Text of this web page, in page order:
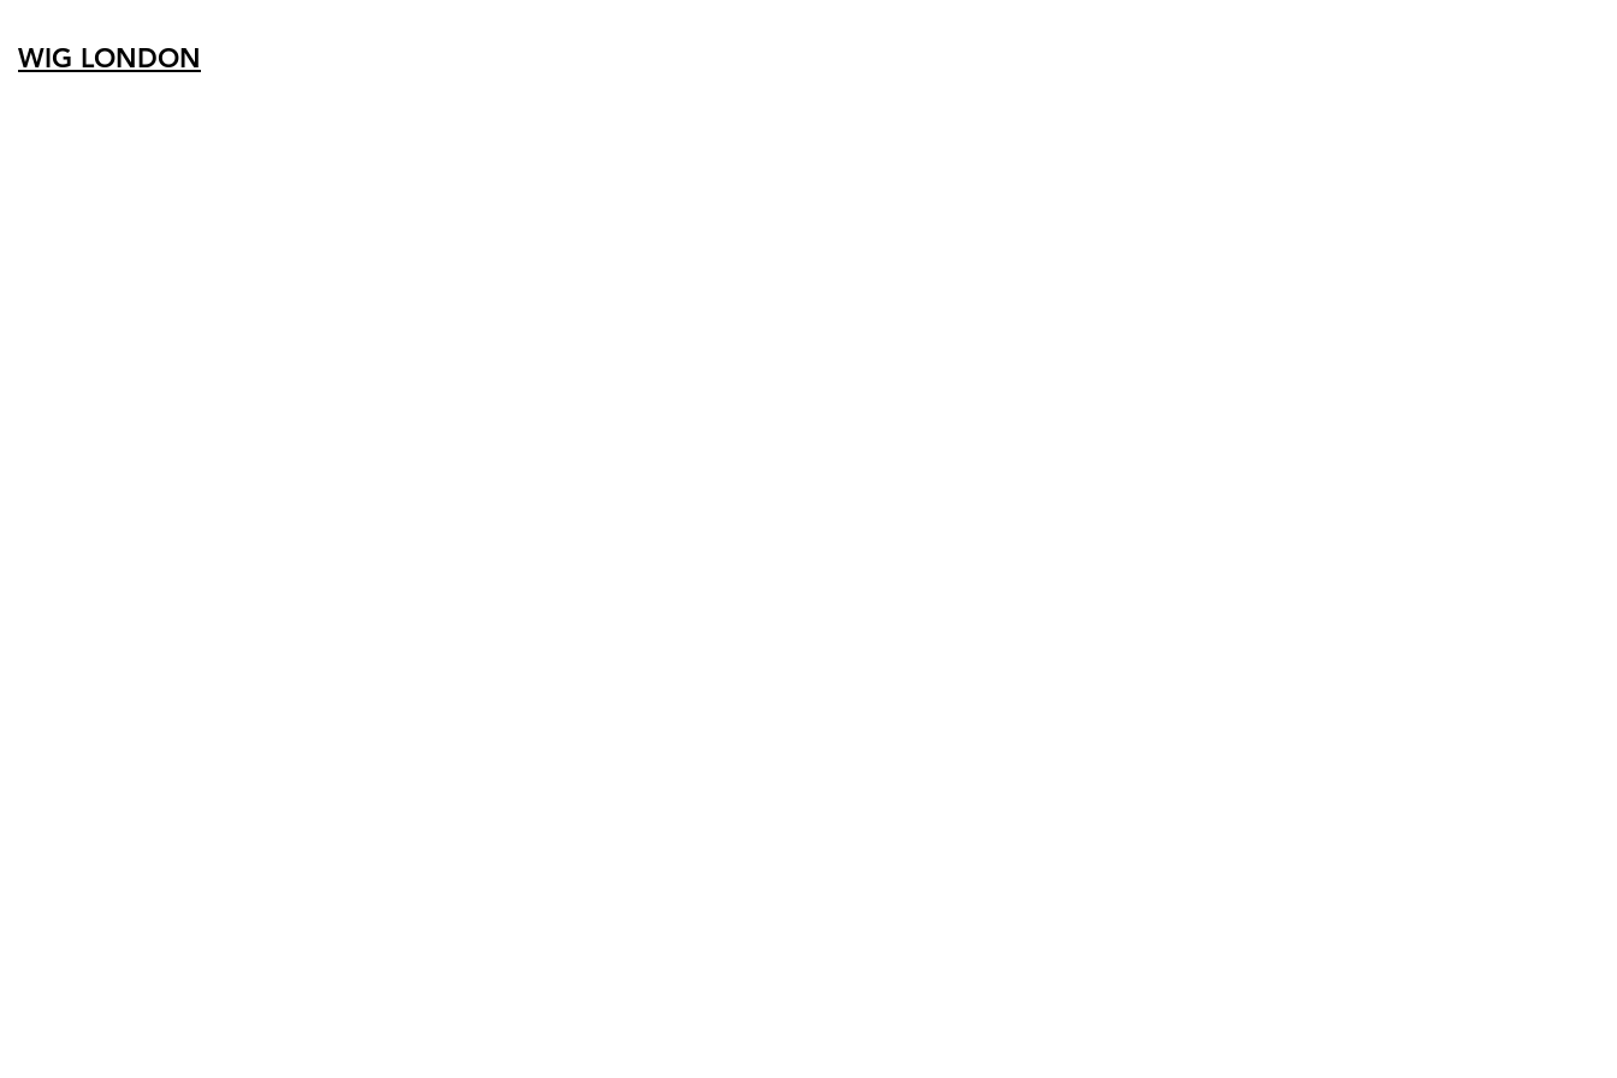
WIG LONDON